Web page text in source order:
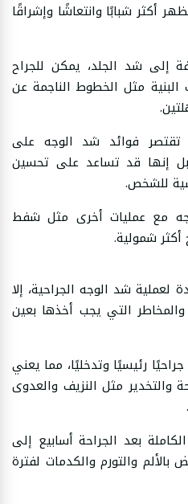
أكثر شبابًا وانتعاشًا وإشراقًا
إلى شد الجلد، يمكن للجراح
مثل الخطوط الناجمة عن
تقتصر فوائد شد الوجه على
إنها قد تساعد على تحسين
للشخص.
مع عمليات أخرى مثل شفط
شمولية.
لعملية شد الوجه الجراحية، إلا
التي يجب أخذها بعين
رئيسيًا وتدخليًا، مما يعني
والتخدير مثل النزيف والعدوى
بعد الجراحة أسابيع إلى
والتورم والكدمات لفترة